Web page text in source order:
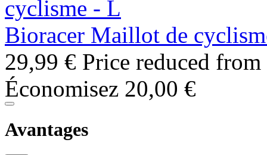
Bioracer Maillot de
29,99 € Price reduced from
Économisez 20,00 €
Avantages